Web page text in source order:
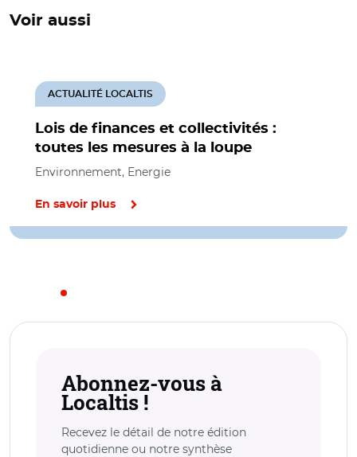
Voir aussi
Lois de finances et collectivités :
toutes les mesures à la loupe
ACTUALITÉ LOCALTIS
Environnement, Energie
En savoir plus
Abonnez-vous à
Localtis !
Recevez le détail de notre édition
quotidienne ou notre synthèse